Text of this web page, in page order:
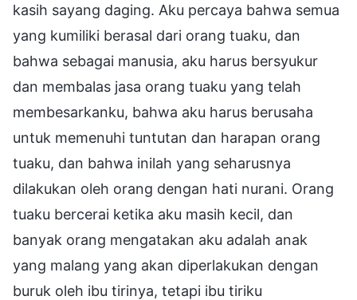
kasih sayang daging. Aku percaya bahwa semua
yang kumiliki berasal dari orang tuaku, dan
bahwa sebagai manusia, aku harus bersyukur
dan membalas jasa orang tuaku yang telah
membesarkanku, bahwa aku harus berusaha
untuk memenuhi tuntutan dan harapan orang
tuaku, dan bahwa inilah yang seharusnya
dilakukan oleh orang dengan hati nurani. Orang
tuaku bercerai ketika aku masih kecil, dan
banyak orang mengatakan aku adalah anak
yang malang yang akan diperlakukan dengan
buruk oleh ibu tirinya, tetapi ibu tiriku